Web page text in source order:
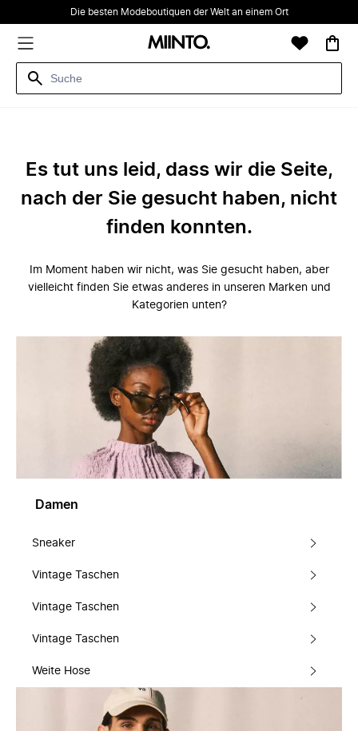
Die besten Modeboutiquen der Welt an einem Ort
Es tut uns leid, dass wir die Seite,
nach der Sie gesucht haben, nicht
finden konnten.
Im Moment haben wir nicht, was Sie gesucht haben, aber
vielleicht finden Sie etwas anderes in unseren Marken und
Kategorien unten?
Damen
Sneaker
Vintage Taschen
Vintage Taschen
Vintage Taschen
Weite Hose